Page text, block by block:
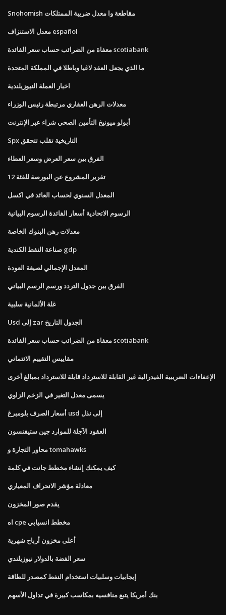
Snohomish مقاطعة وا معدل ضريبة الممتلكات
معدل الاستنزاف español
معفاة من الضرائب حساب سعر الفائدة scotiabank
ما الذي يجعل العقد لاغيا وباطلا في المملكة المتحدة
اخبار العملة النيوزيلندية
معدلات الرهن العقاري مرتبطة رئيس الوزراء
أبولو ميونيخ التأمين الصحي شراء عبر الإنترنت
Spx التاريخية تقلب تتحقق
الفرق بين سعر العرض وسعر العطاء
تقرير المشروع عن البورصة للفئة 12
المعدل السنوي لحساب العائد في اكسل
الرسوم الاتحادية أسعار الفائدة الرسوم البيانية
معدلات رهن البنوك الخاصة
صناعة النفط الكندية gdp
المعدل الإجمالي لصيغة العودة
الفرق بين جدول التردد ورسم الرسم البياني
غلة الألمانية سلبية
Usd إلى zar الجدول التاريخ
معفاة من الضرائب حساب سعر الفائدة scotiabank
مقاييس التقييم الائتماني
الإعفاءات الضريبية الفيدرالية غير القابلة للاسترداد قابلة للاسترداد بمبالغ أخرى
يسمى معدل التغير في الزخم الزاوي
أسعار الصرف بلومبرغ usd إلى نذل
العقود الآجلة للموارد جين ستيفنسون
محاور التجارة و tomahawks
كيف يمكنك إنشاء مخطط جانت في كلمة
معادلة مؤشر الانحراف المعياري
يقدم صور المخزون
اه cpe مخطط انسيابي
أعلى مخزون أرباح شهرية
سعر الفضة بالدولار نيوزيلندي
إيجابيات وسلبيات استخدام النفط كمصدر للطاقة
بنك أمريكا يتبع منافسيه بمكاسب كبيرة في تداول الأسهم